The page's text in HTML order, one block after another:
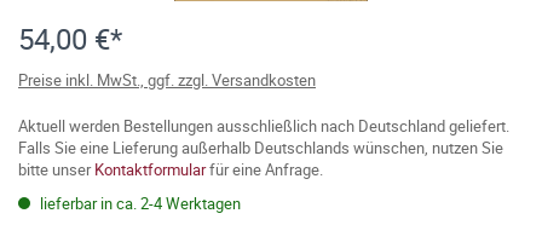
54,00 €*
Preise inkl. MwSt., ggf. zzgl. Versandkosten
Aktuell werden Bestellungen ausschließlich nach Deutschland geliefert.
Falls Sie eine Lieferung außerhalb Deutschlands wünschen, nutzen Sie
bitte unserKontaktformularfür eine Anfrage.
lieferbar in ca. 2-4 Werktagen